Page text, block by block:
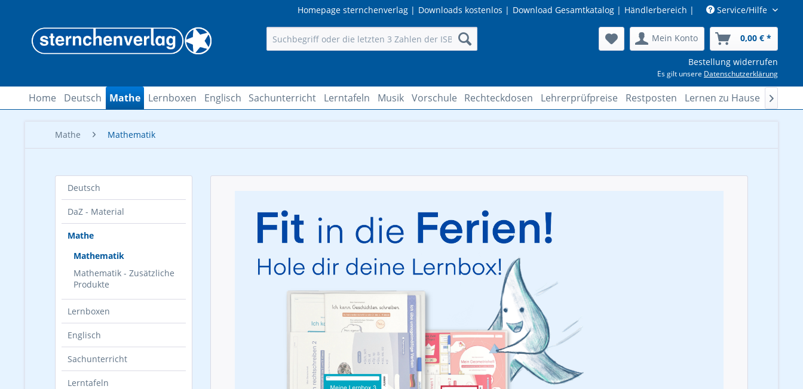
Service/Hilfe
Händlerbereich |
Download Gesamtkatalog |
Downloads kostenlos |
Homepage sternchenverlag |
Mein Konto 0,00 € *
Bestellung widerrufen
Es gilt unsere Datenschutzerklärung
Home Deutsch Mathe Lernboxen Englisch Sachunterricht Lerntafeln Musik Vorschule Rechteckdosen Lehrerprüfpreise Restposten Lernen zu Hause 
Mathe Mathematik
Deutsch
DaZ - Material
Mathe
Mathematik
Mathematik - Zusätzliche
Produkte
Lernboxen
Englisch
Sachunterricht
Lerntafeln